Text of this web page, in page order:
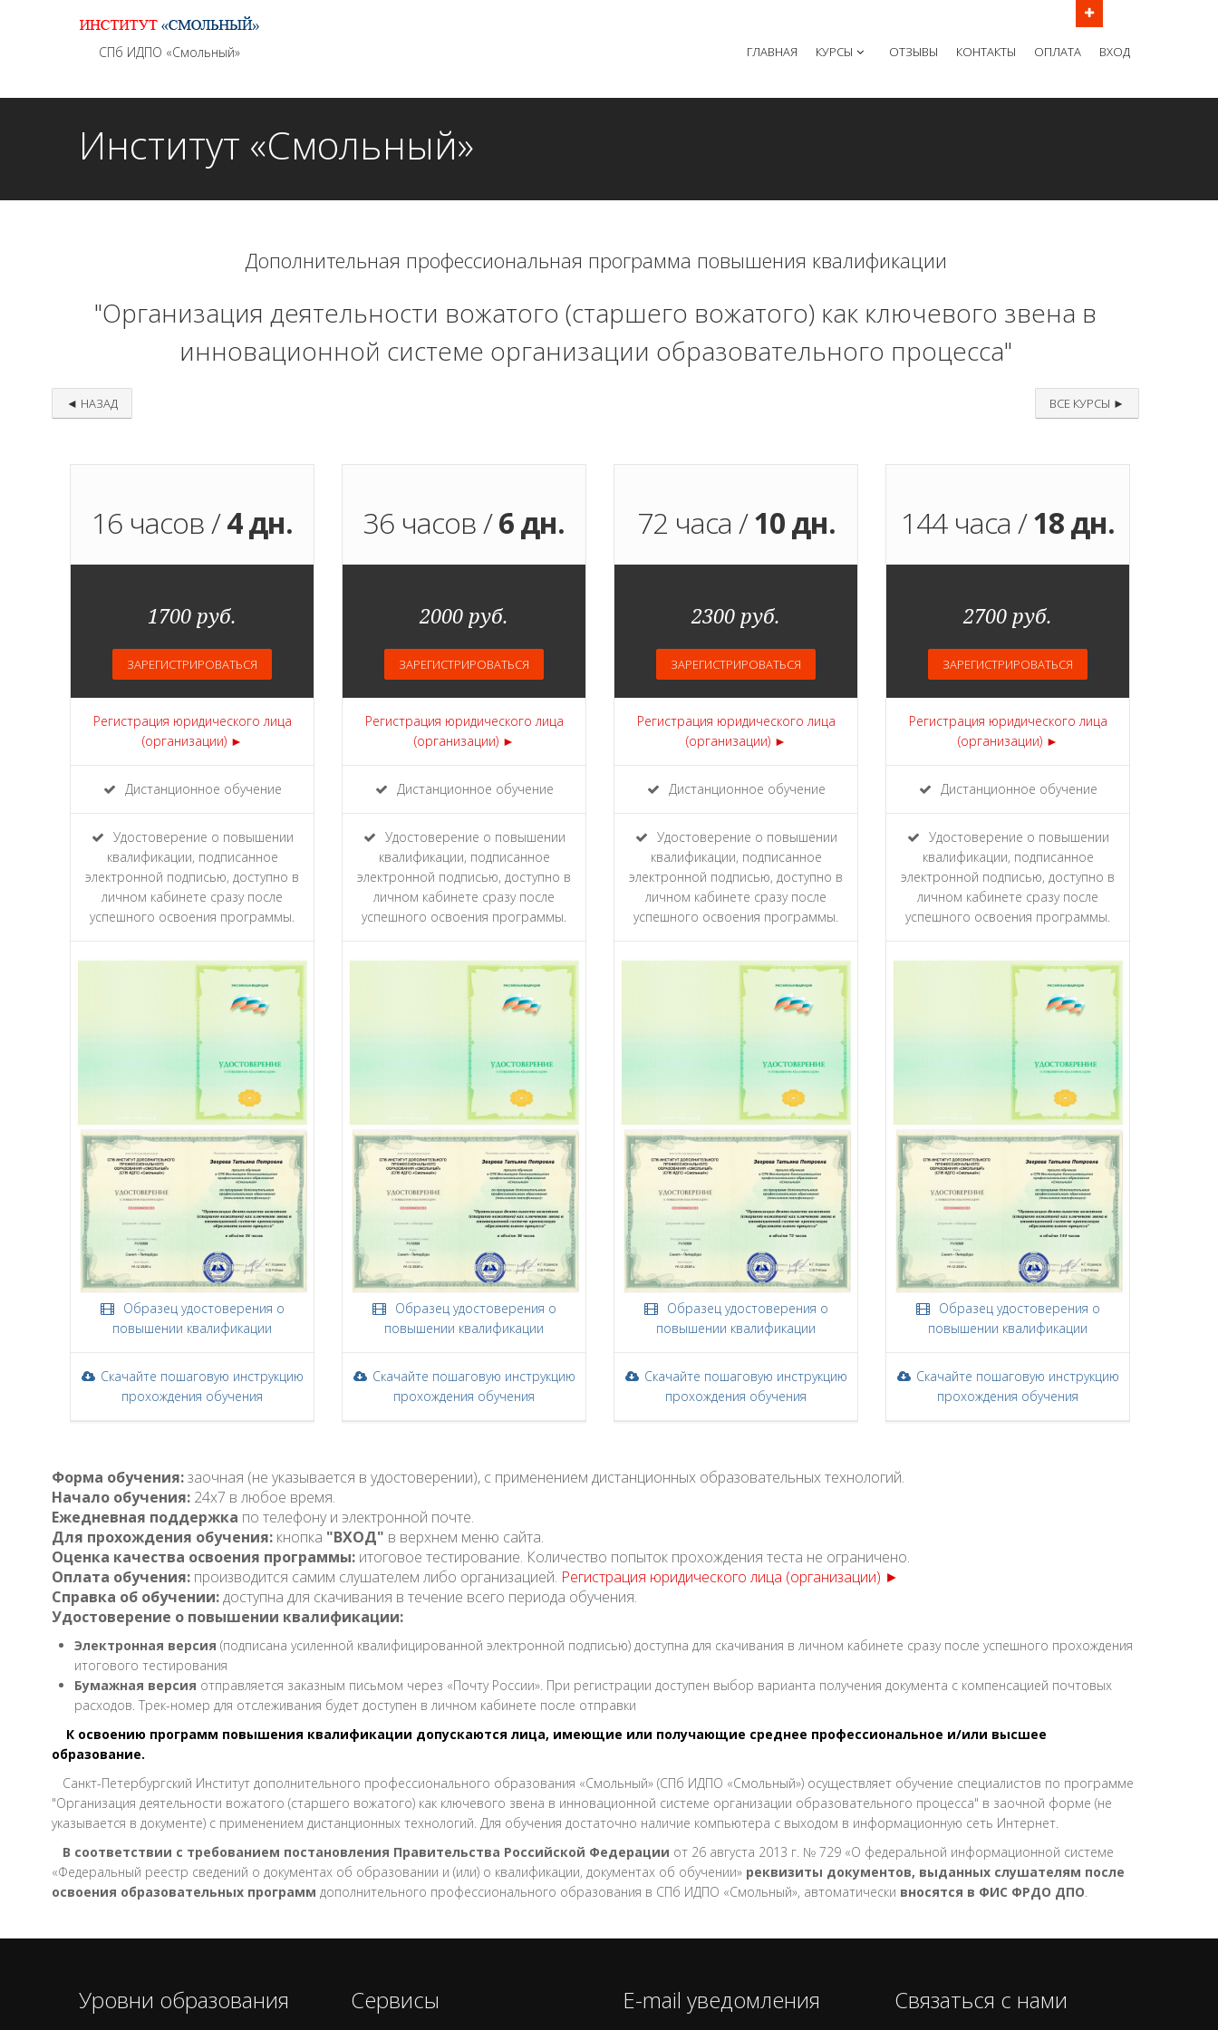
mail@institutsmolnyj.ru
СПб ИДПО «Смольный» ГЛАВНАЯ КУРСЫ ОТЗЫВЫ КОНТАКТЫ ОПЛАТА ВХОД
Институт «Смольный»
Дополнительная профессиональная программа повышения квалификации
"Организация деятельности вожатого (старшего вожатого) как ключевого звена в
инновационной системе организации образовательного процесса"
◄ НАЗАД ВСЕ КУРСЫ ►
16 часов /4 дн.
1700 руб.
ЗАРЕГИСТРИРОВАТЬСЯ
Регистрация юридического лица
(организации) ►
Дистанционное обучение
Удостоверение о повышении
квалификации, подписанное
электронной подписью, доступно в
личном кабинете сразу после
успешного освоения программы.
Образец удостоверения о
повышении квалификации
Скачайте пошаговую инструкцию
прохождения обучения
36 часов /6 дн.
2000 руб.
ЗАРЕГИСТРИРОВАТЬСЯ
Регистрация юридического лица
(организации) ►
Дистанционное обучение
Удостоверение о повышении
квалификации, подписанное
электронной подписью, доступно в
личном кабинете сразу после
успешного освоения программы.
Образец удостоверения о
повышении квалификации
Скачайте пошаговую инструкцию
прохождения обучения
72 часа /10 дн.
2300 руб.
ЗАРЕГИСТРИРОВАТЬСЯ
Регистрация юридического лица
(организации) ►
Дистанционное обучение
Удостоверение о повышении
квалификации, подписанное
электронной подписью, доступно в
личном кабинете сразу после
успешного освоения программы.
Образец удостоверения о
повышении квалификации
Скачайте пошаговую инструкцию
прохождения обучения
144 часа /18 дн.
2700 руб.
ЗАРЕГИСТРИРОВАТЬСЯ
Регистрация юридического лица
(организации) ►
Дистанционное обучение
Удостоверение о повышении
квалификации, подписанное
электронной подписью, доступно в
личном кабинете сразу после
успешного освоения программы.
Образец удостоверения о
повышении квалификации
Скачайте пошаговую инструкцию
прохождения обучения
Форма обучения:заочная (не указывается в удостоверении), с применением дистанционных образовательных технологий.
Начало обучения: 24x7 в любое время.
Ежедневная поддержка по телефону и электронной почте.
Для прохождения обучения: кнопка "ВХОД" в верхнем меню сайта.
Оценка качества освоения программы: итоговое тестирование. Количество попыток прохождения теста не ограничено.
Оплата обучения: производится самим слушателем либо организацией. Регистрация юридического лица (организации) ►
Справка об обучении:доступна для скачивания в течение всего периода обучения.
Удостоверение о повышении квалификации:
Электронная версия (подписана усиленной квалифицированной электронной подписью) доступна для скачивания в личном кабинете сразу после успешного прохождения
итогового тестирования
Бумажная версия отправляется заказным письмом через «Почту России». При регистрации доступен выбор варианта получения документа с компенсацией почтовых
расходов. Трек-номер для отслеживания будет доступен в личном кабинете после отправки
К освоению программ повышения квалификации допускаются лица, имеющие или получающие среднее профессиональное и/или высшее
образование.
Санкт-Петербургский Институт дополнительного профессионального образования «Смольный» (СПб ИДПО «Смольный») осуществляет обучение специалистов по программе
"Организация деятельности вожатого (старшего вожатого) как ключевого звена в инновационной системе организации образовательного процесса" в заочной форме (не
указывается в документе) с применением дистанционных технологий. Для обучения достаточно наличие компьютера с выходом в информационную сеть Интернет.
В соответствии с требованием постановления Правительства Российской Федерации от 26 августа 2013 г. № 729 «О федеральной информационной системе
«Федеральный реестр сведений о документах об образовании и (или) о квалификации, документах об обучении» реквизиты документов, выданных слушателям после
освоения образовательных программ дополнительного профессионального образования в СПб ИДПО «Смольный», автоматически вносятся в ФИС ФРДО ДПО.
Уровни образования Сервисы E-mail уведомления Связаться с нами